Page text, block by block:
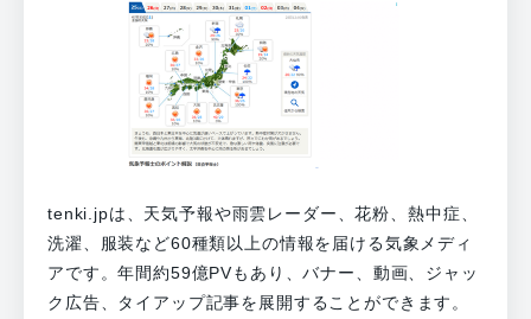
tenki.jpは、天気予報や雨雲レーダー、花粉、熱中症、
洗濯、服装など60種類以上の情報を届ける気象メディ
アです。年間約59億PVもあり、バナー、動画、ジャッ
ク広告、タイアップ記事を展開することができます。